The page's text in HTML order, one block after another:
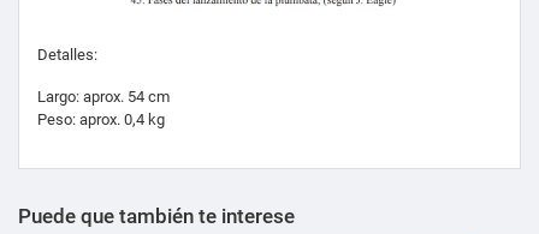
Detalles:
Largo: aprox. 54 cm
Peso: aprox. 0,4 kg
Puede que también te interese